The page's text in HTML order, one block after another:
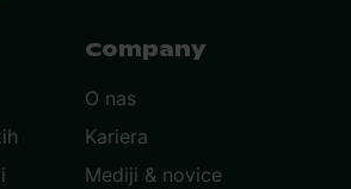
Company
O nas
Kariera
Mediji & novice